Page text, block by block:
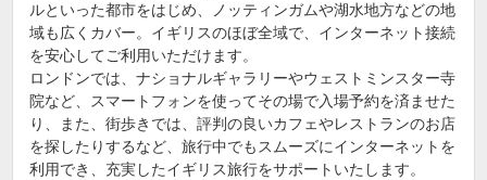
ルといった都市をはじめ、ノッティンガムや湖水地方などの地
域も広くカバー。イギリスのほぼ全域で、インターネット接続
を安心してご利用いただけます。
ロンドンでは、ナショナルギャラリーやウェストミンスター寺
院など、スマートフォンを使ってその場で入場予約を済ませた
り、また、街歩きでは、評判の良いカフェやレストランのお店
を探したりするなど、旅行中でもスムーズにインターネットを
利用でき、充実したイギリス旅行をサポートいたします。